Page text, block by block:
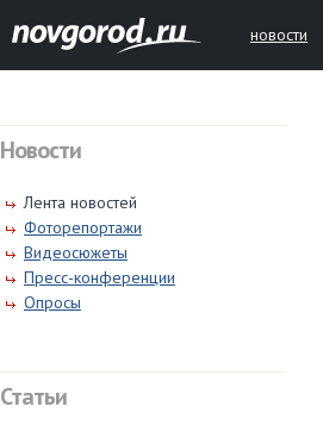
новости
Новости
Лента новостей
Фоторепортажи
Видеосюжеты
Пресс-конференции
Опросы
Статьи